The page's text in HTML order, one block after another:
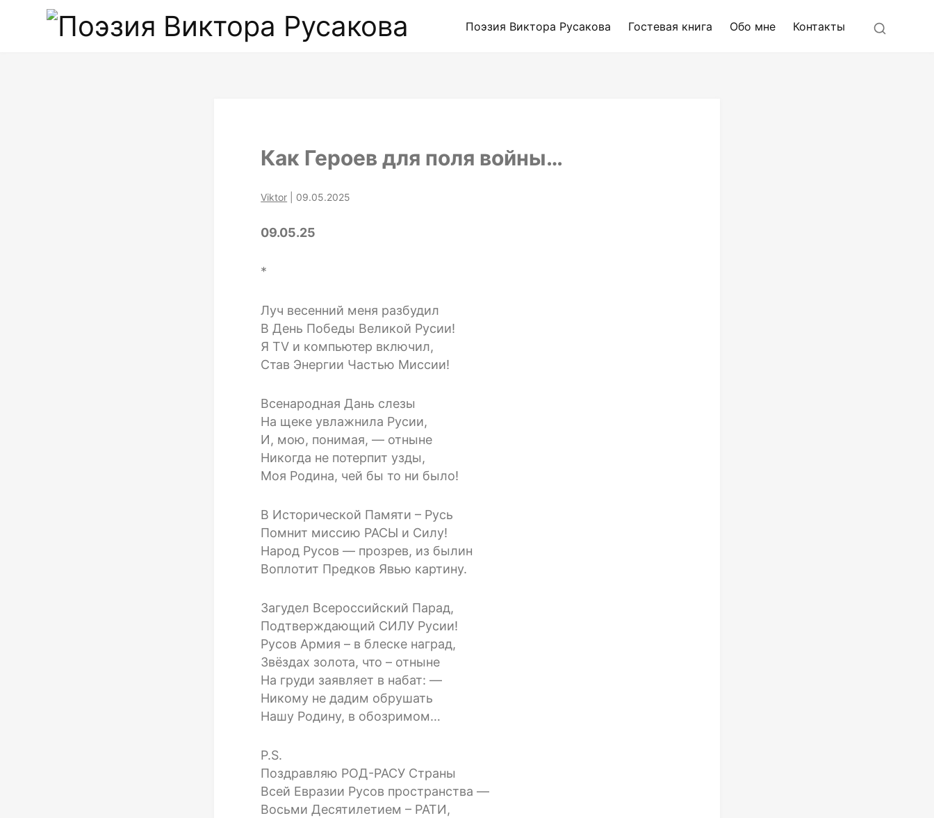
Поэзия Виктора Русакова Гостевая книга Обо мне Контакты Найти:
Как Героев для поля войны…
Viktor 09.05.2025
09.05.25
*
Луч весенний меня разбудил
В День Победы Великой Русии!
Я TV и компьютер включил,
Став Энергии Частью Миссии!
Всенародная Дань слезы
На щеке увлажнила Русии,
И, мою, понимая, — отныне
Никогда не потерпит узды,
Моя Родина, чей бы то ни было!
В Исторической Памяти – Русь
Помнит миссию РАСЫ и Силу!
Народ Русов — прозрев, из былин
Воплотит Предков Явью картину.
Загудел Всероссийский Парад,
Подтверждающий СИЛУ Русии!
Русов Армия – в блеске наград,
Звёздах золота, что – отныне
На груди заявляет в набат: —
Никому не дадим обрушать
Нашу Родину, в обозримом…
P.S.
Поздравляю РОД-РАСУ Страны
Всей Евразии Русов пространства —
Восьми Десятилетием – РАТИ,